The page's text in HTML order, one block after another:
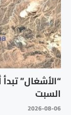
“الأشغال”
السبت
2026-08-06